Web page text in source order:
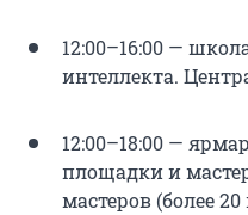
12:00–16:00 —
интеллекта.
12:00–18:00 —
площадки и
мастеров (более